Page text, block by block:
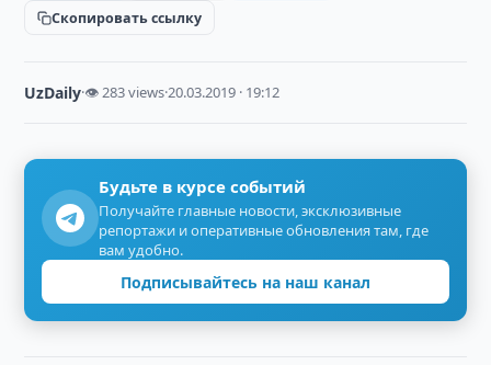
Скопировать ссылку
UzDaily·👁 283 views·20.03.2019 · 19:12
Будьте в курсе событий
Получайте главные новости, эксклюзивные
репортажи и оперативные обновления там, где
вам удобно.
Подписывайтесь на наш канал